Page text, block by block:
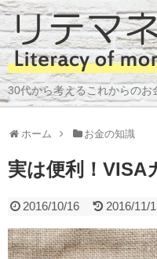
30代から考えるこれからのお
ホーム お金の知識
実は便利！VISA
2016/10/16 2016/11/